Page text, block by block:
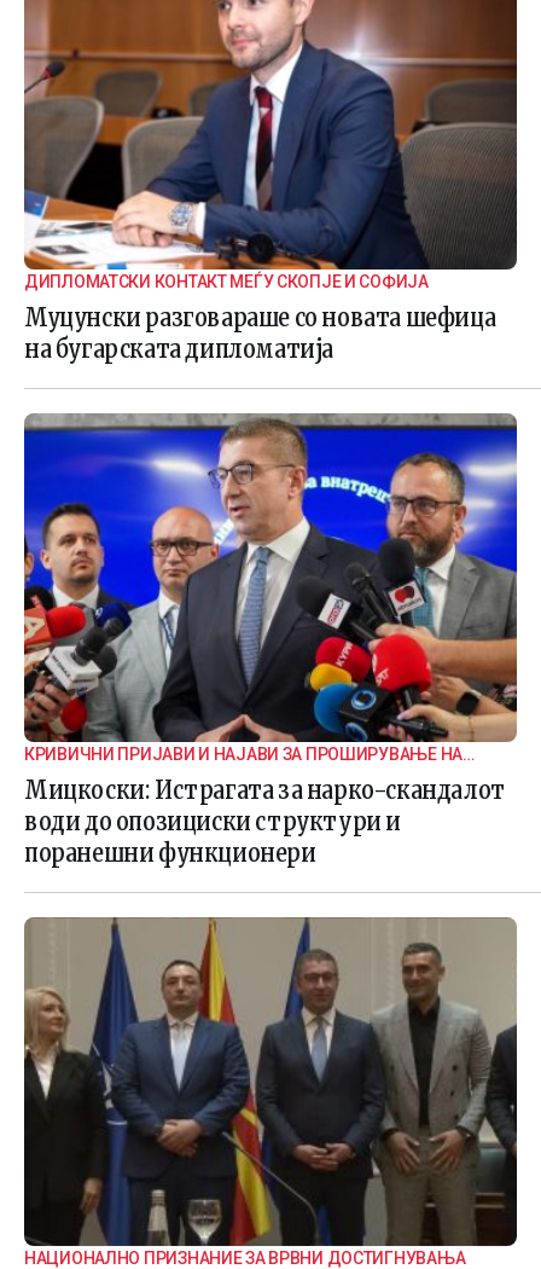
ДИПЛОМАТСКИ КОНТАКТ МЕЃУ СКОПЈЕ И СОФИЈА
Муцунски разговараше со новата шефица
на бугарската дипломатија
КРИВИЧНИ ПРИЈАВИ И НАЈАВИ ЗА ПРОШИРУВАЊЕ НА
ИСТРАГАТА
Мицкоски: Истрагата за нарко-скандалот
води до опозициски структури и
поранешни функционери
НАЦИОНАЛНО ПРИЗНАНИЕ ЗА ВРВНИ ДОСТИГНУВАЊА